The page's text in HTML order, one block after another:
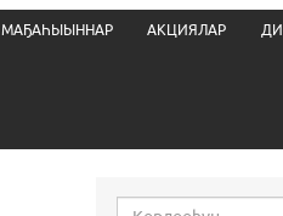
МАҔАҺЫЫННАР АКЦИЯЛАР